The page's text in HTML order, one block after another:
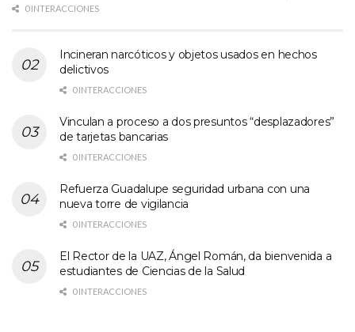
0 INTERACCIONES
Incineran narcóticos y objetos usados en hechos
delictivos
0 INTERACCIONES
Vinculan a proceso a dos presuntos “desplazadores”
de tarjetas bancarias
0 INTERACCIONES
Refuerza Guadalupe seguridad urbana con una
nueva torre de vigilancia
0 INTERACCIONES
El Rector de la UAZ, Ángel Román, da bienvenida a
estudiantes de Ciencias de la Salud
0 INTERACCIONES